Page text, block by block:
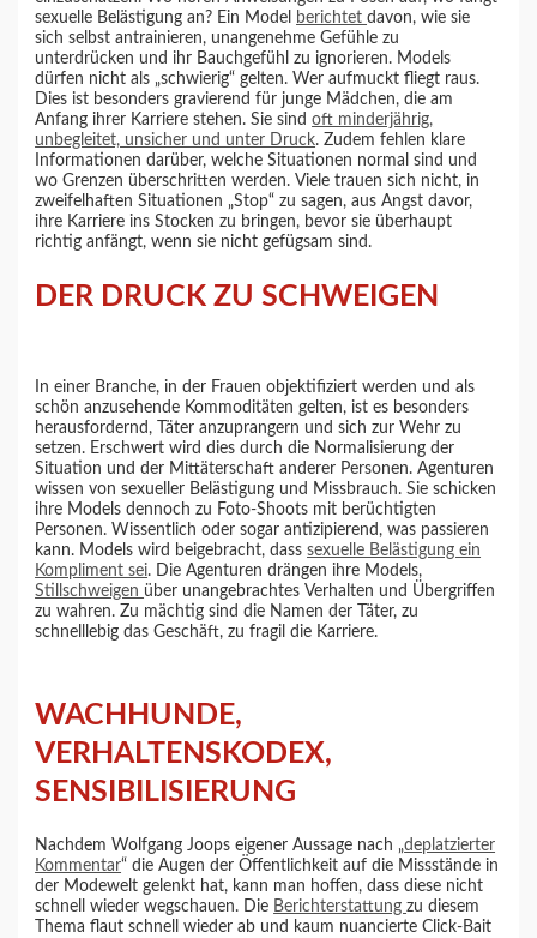
sexuelle Belästigung an? Ein Model
berichtetdavon, wie sie
sich selbst antrainieren, unangenehme Gefühle zu
unterdrücken und ihr Bauchgefühl zu ignorieren. Models
dürfen nicht als „schwierig“ gelten. Wer aufmuckt fliegt raus.
Dies ist besonders gravierend für junge Mädchen, die am
Anfang ihrer Karriere stehen. Sie sindoft minderjährig,
unbegleitet, unsicher und unter Druck. Zudem fehlen klare
Informationen darüber, welche Situationen normal sind und
wo Grenzen überschritten werden. Viele trauen sich nicht, in
zweifelhaften Situationen „Stop“ zu sagen, aus Angst davor,
ihre Karriere ins Stocken zu bringen, bevor sie überhaupt
richtig anfängt, wenn sie nicht gefügsam sind.
DER DRUCK ZU SCHWEIGEN
In einer Branche, in der Frauen objektifiziert werden und als
schön anzusehende Kommoditäten gelten, ist es besonders
herausfordernd, Täter anzuprangern und sich zur Wehr zu
setzen. Erschwert wird dies durch die Normalisierung der
Situation und der Mittäterschaft anderer Personen. Agenturen
wissen von sexueller Belästigung und Missbrauch. Sie schicken
ihre Models dennoch zu Foto-Shoots mit berüchtigten
Personen. Wissentlich oder sogar antizipierend, was passieren
kann. Models wird beigebracht, dasssexuelle Belästigung ein
Kompliment sei. Die Agenturen drängen ihre Models,
Stillschweigen über unangebrachtes Verhalten und Übergriffen
zu wahren. Zu mächtig sind die Namen der Täter, zu
schnelllebig das Geschäft, zu fragil die Karriere.
WACHHUNDE,
VERHALTENSKODEX,
SENSIBILISIERUNG
Nachdem Wolfgang Joops eigener Aussage nach „deplatzierter
Kommentar“ die Augen der Öffentlichkeit auf die Missstände in
der Modewelt gelenkt hat, kann man hoffen, dass diese nicht
schnell wieder wegschauen. Die Berichterstattungzu diesem
Thema flaut schnell wieder ab und kaum nuancierte Click-Bait